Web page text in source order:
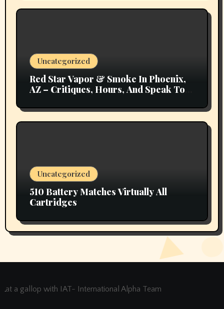
Uncategorized
Red Star Vapor & Smoke In Phoenix,
AZ – Critiques, Hours, And Speak To
Uncategorized
510 Battery Matches Virtually All
Cartridges
at a gallop with IAT- International Alpha Team